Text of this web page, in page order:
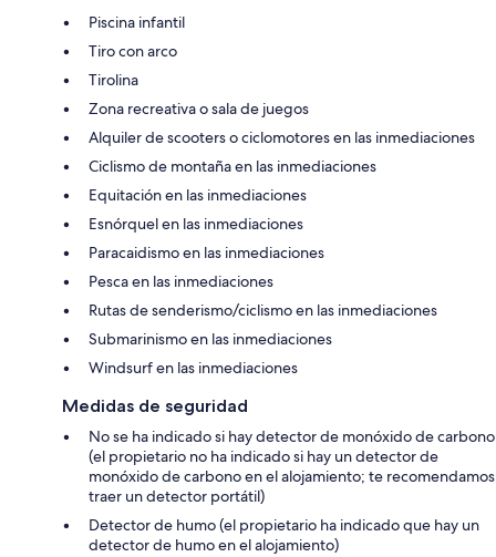
Piscina infantil
Tiro con arco
Tirolina
Zona recreativa o sala de juegos
Alquiler de scooters o ciclomotores en las inmediaciones
Ciclismo de montaña en las inmediaciones
Equitación en las inmediaciones
Esnórquel en las inmediaciones
Paracaidismo en las inmediaciones
Pesca en las inmediaciones
Rutas de senderismo/ciclismo en las inmediaciones
Submarinismo en las inmediaciones
Windsurf en las inmediaciones
Medidas de seguridad
No se ha indicado si hay detector de monóxido de carbono
(el propietario no ha indicado si hay un detector de
monóxido de carbono en el alojamiento; te recomendamos
traer un detector portátil)
Detector de humo (el propietario ha indicado que hay un
detector de humo en el alojamiento)